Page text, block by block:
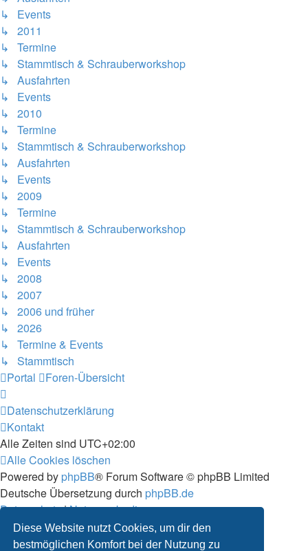
Diese Website nutzt Cookies, um dir den
bestmöglichen Komfort bei der Nutzung zu
↳ Events
↳ 2011
↳ Termine
↳ Stammtisch & Schrauberworkshop
↳ Ausfahrten
↳ Events
↳ 2010
↳ Termine
↳ Stammtisch & Schrauberworkshop
↳ Ausfahrten
↳ Events
↳ 2009
↳ Termine
↳ Stammtisch & Schrauberworkshop
↳ Ausfahrten
↳ Events
↳ 2008
↳ 2007
↳ 2006 und früher
↳ 2026
↳ Termine & Events
↳ Stammtisch
Portal
Foren-Übersicht
Datenschutzerklärung
Kontakt
Alle Zeiten sind UTC+02:00
Alle Cookies löschen
Powered by phpBB® Forum Software © phpBB Limited
Deutsche Übersetzung durch phpBB.de
Datenschutz|Nutzungsbedingungen